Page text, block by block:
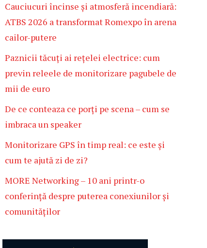
Cauciucuri încinse și atmosferă incendiară:
ATBS 2026 a transformat Romexpo în arena
cailor-putere
Paznicii tăcuți ai rețelei electrice: cum
previn releele de monitorizare pagubele de
mii de euro
De ce conteaza ce porți pe scena – cum se
imbraca un speaker
Monitorizare GPS în timp real: ce este și
cum te ajută zi de zi?
MORE Networking – 10 ani printr-o
conferință despre puterea conexiunilor și
comunităților